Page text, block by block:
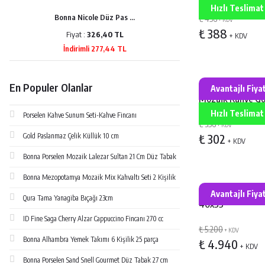
Bonna Nicole Düz Pas ...
Fiyat : 326,40 TL
İndirimli 277,44 TL
Bonna
Fiyat :
En Populer Olanlar
Porselen Kahve Sunum Seti-Kahve Fincanı
Gold Paslanmaz Çelik Küllük 10 cm
Bonna Porselen Mozaik Lalezar Sultan 21 Cm Düz Tabak
Bonna Mezopotamya Mozaik Mix Kahvaltı Seti 2 Kişilik
Qura Tama Yanagiba Bıçağı 23cm
ID Fine Saga Cherry Alzar Cappuccino Fincanı 270 cc
Bonna Alhambra Yemek Takımı 6 Kişilik 25 parça
Bonna Porselen Sand Snell Gourmet Düz Tabak 27 cm
Hızlı Teslimat
19cm
₺ 456+ KDV
₺ 388 + KDV
Avantajlı Fiyat
Hızlı Teslimat
Bonna
Mozaik Kahve
Çukur Tabak 20
₺ 356+ KDV
₺ 302 + KDV
Avantajlı Fiyat
Aras Metal Ateş
40x55
₺ 5.200+ KDV
₺ 4.940 + KDV